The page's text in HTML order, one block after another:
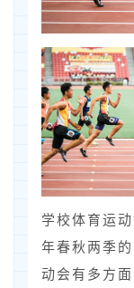
学校体育运
年春秋两季
动会有多方